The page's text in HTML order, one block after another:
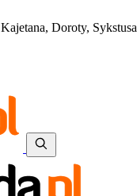
Kajetana, Doroty, Sykstusa